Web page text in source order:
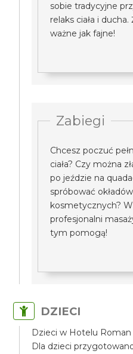
sobie tradycyjne
relaks ciała i
ważne jak fajne!
Zabiegi
Chcesz poczuć
ciała? Czy można
po jeździe na
spróbować
kosmetycznych?
profesjonalni
tym pomogą!
DZIECI
Dzieci w Hotelu
Dla dzieci